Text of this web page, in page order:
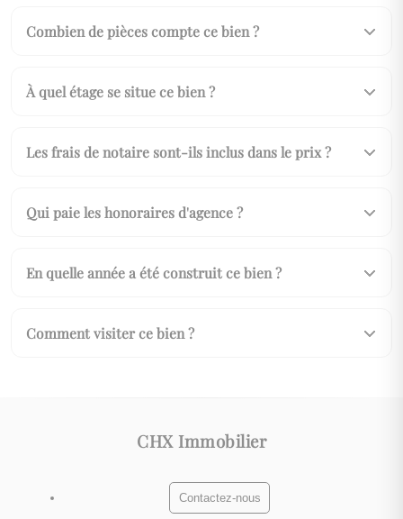
Combien de pièces compte ce bien ?
À quel étage se situe ce bien ?
Les frais de notaire sont-ils inclus dans le prix ?
Qui paie les honoraires d'agence ?
En quelle année a été construit ce bien ?
Comment visiter ce bien ?
CHX Immobilier
Contactez-nous